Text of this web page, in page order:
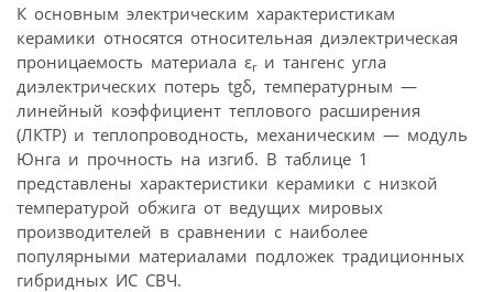
К основным электрическим характеристикам
керамики относятся относительная диэлектрическая
проницаемость материала εrи тангенс угла
диэлектрических потерь tgδ, температурным —
линейный коэффициент теплового расширения
(ЛКТР) и теплопроводность, механическим — модуль
Юнга и прочность на изгиб. В таблице 1
представлены характеристики керамики с низкой
температурой обжига от ведущих мировых
производителей в сравнении с наиболее
популярными материалами подложек традиционных
гибридных ИС СВЧ.